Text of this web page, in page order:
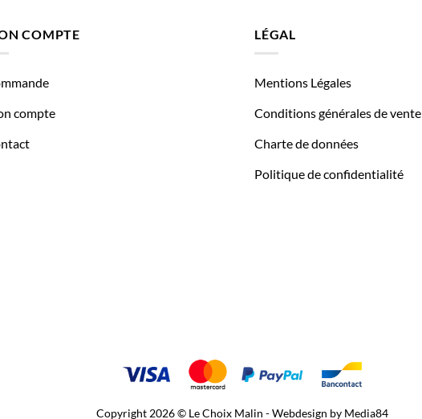
COMPTE
compte
LÉGAL
Mentions Légales
Conditions générales de vente
Charte de données
Politique de confidentialité
Copyright 2026 © Le Choix Malin - Webdesign by Media84